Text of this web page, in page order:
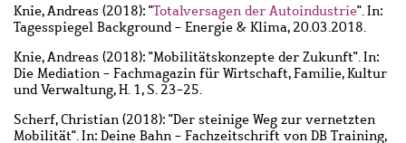
Knie, Andreas (2018): "Totalversagen der Autoindustrie". In:
Tagesspiegel Background - Energie & Klima, 20.03.2018.
Knie, Andreas (2018): "Mobilitätskonzepte der Zukunft". In:
Die Mediation - Fachmagazin für Wirtschaft, Familie, Kultur
und Verwaltung, H. 1, S. 23-25.
Scherf, Christian (2018): "Der steinige Weg zur vernetzten
Mobilität". In: Deine Bahn - Fachzeitschrift von DB Training,